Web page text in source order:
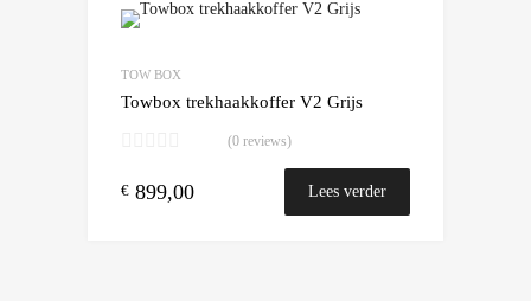
TOW BOX
Towbox trekhaakkoffer V2 Grijs
(0 reviews)
€ 899,00 Lees verder